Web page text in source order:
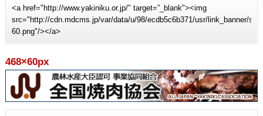
<a href="http://www.yakiniku.or.jp/" target=”_blank"><img
src="http://cdn.mdcms.jp/var/data/u/98/ecdb5c6b371/usr/link_banner/
60.png"/></a>
468×60px